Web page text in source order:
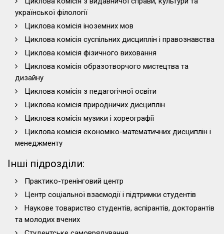
української філології
Циклова комісія іноземних мов
Циклова комісія суспільних дисциплін і правознавства
Циклова комісія фізичного виховання
Циклова комісія образотворчого мистецтва та
дизайну
Циклова комісія з педагогічної освіти
Циклова комісія природничих дисциплін
Циклова комісія музики і хореографії
Циклова комісія економіко-математичних дисциплін і
менеджменту
Інші підрозділи:
Практико-тренінговий центр
Центр соціальної взаємодії і підтримки студентів
Наукове товариство студентів, аспірантів, докторантів
та молодих вчених